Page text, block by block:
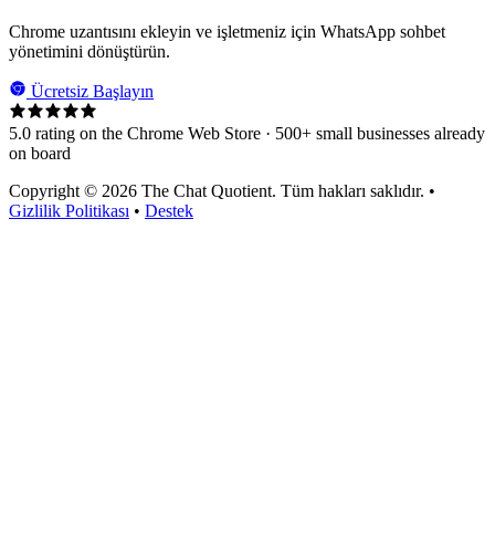
Chrome uzantısını ekleyin ve işletmeniz için WhatsApp sohbet
yönetimini dönüştürün.
Ücretsiz Başlayın
5.0 rating on the Chrome Web Store · 500+ small businesses already
on board
Copyright © 2026 The Chat Quotient. Tüm hakları saklıdır. •
Gizlilik Politikası • Destek